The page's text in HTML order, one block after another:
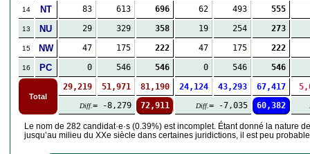
14 NT 83 613 696 62 493 555
13 NU 29 329 358 19 254 273
15 NW 47 175 222 47 175 222
16 PC 0 546 546 0 546 546
Total
29,219 51,971 81,190 24,124 43,293 67,417
Diff.= -8,279 72,911 Diff.= -7,035 60,382
Le nom de 282 candidat·e·s (0.39%) est incomplet. Étant donné la nature
jusqu’au milieu du XXe siècle dans certaines juridictions, il est peu